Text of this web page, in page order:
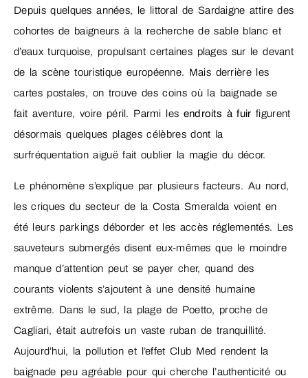
Depuis quelques années, le littoral de Sardaigne attire des
cohortes de baigneurs à la recherche de sable blanc et
d’eaux turquoise, propulsant certaines plages sur le devant
de la scène touristique européenne. Mais derrière les
cartes postales, on trouve des coins où la baignade se
fait aventure, voire péril. Parmi les endroits à fuir figurent
désormais quelques plages célèbres dont la
surfréquentation aiguë fait oublier la magie du décor.
Le phénomène s’explique par plusieurs facteurs. Au nord,
les criques du secteur de la Costa Smeralda voient en
été leurs parkings déborder et les accès réglementés. Les
sauveteurs submergés disent eux-mêmes que le moindre
manque d’attention peut se payer cher, quand des
courants violents s’ajoutent à une densité humaine
extrême. Dans le sud, la plage de Poetto, proche de
Cagliari, était autrefois un vaste ruban de tranquillité.
Aujourd’hui, la pollution et l’effet Club Med rendent la
baignade peu agréable pour qui cherche l’authenticité ou